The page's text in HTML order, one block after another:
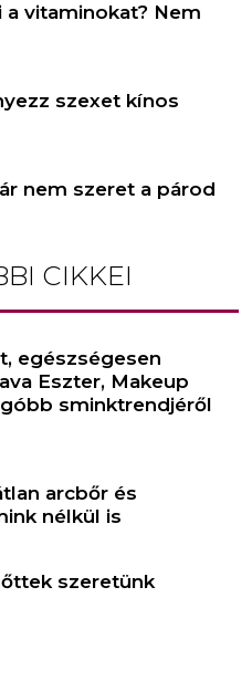
vitaminokat? Nem
szexet kínos
nem szeret a párod
CIKKEI
egészségesen
Eszter, Makeup
sminktrendjéről
arcbőr és
nélkül is
szeretünk